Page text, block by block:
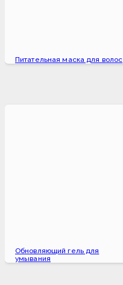
Питательная маска для волос
Обновляющий гель для
умывания